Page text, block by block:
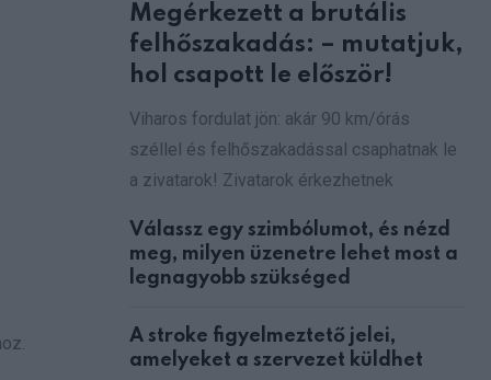
Megérkezett a brutális
felhőszakadás: – mutatjuk,
hol csapott le először!
Viharos fordulat jön: akár 90 km/órás
széllel és felhőszakadással csaphatnak le
a zivatarok! Zivatarok érkezhetnek
Válassz egy szimbólumot, és nézd
meg, milyen üzenetre lehet most a
legnagyobb szükséged
A stroke figyelmeztető jelei,
amelyeket a szervezet küldhet